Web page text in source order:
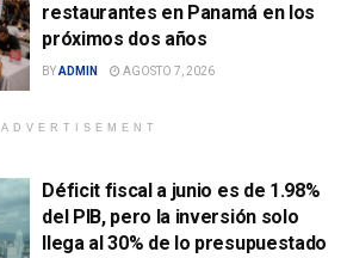
restaurantes en Panamá en los
próximos dos años
BYADMIN AGOSTO 7, 2026
ADVERTISEMENT
Déficit fiscal a junio es de 1.98%
del PIB, pero la inversión solo
llega al 30% de lo presupuestado